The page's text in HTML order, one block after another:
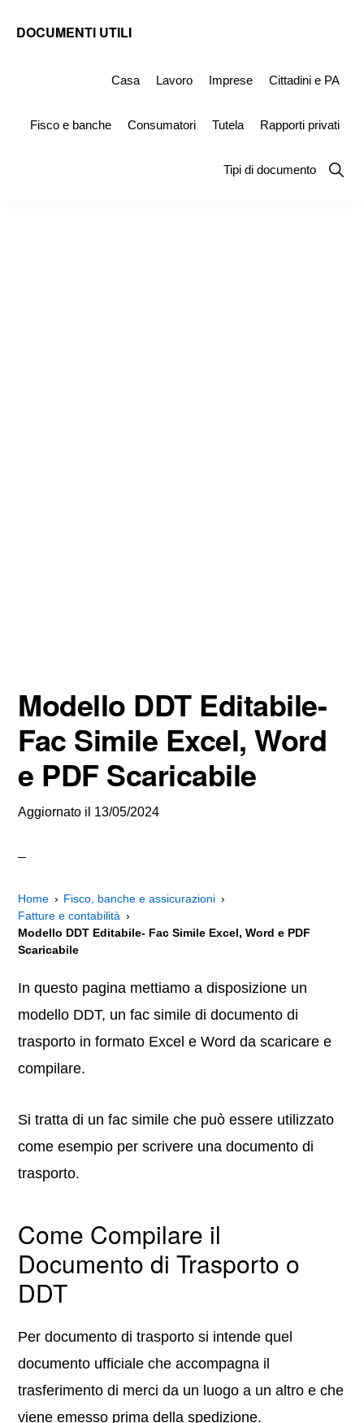
DOCUMENTI UTILI
Simile
Casa Lavoro Imprese Cittadini e PA
Fisco e banche Consumatori Tutela Rapporti privati
Tipi di documento
Show
Modello DDT Editabile-
Fac Simile Excel, Word
e PDF Scaricabile
Aggiornato il 13/05/2024
Home
Fisco, banche e assicurazioni
Fatture e contabilità
Modello DDT Editabile- Fac Simile Excel, Word e PDF
Scaricabile
In questo pagina mettiamo a disposizione un
modello DDT, un fac simile di documento di
trasporto in formato Excel e Word da scaricare e
compilare.
Si tratta di un fac simile che può essere utilizzato
come esempio per scrivere una documento di
trasporto.
Come Compilare il
Documento di Trasporto o
DDT
Per documento di trasporto si intende quel
documento ufficiale che accompagna il
trasferimento di merci da un luogo a un altro e che
viene emesso prima della spedizione.